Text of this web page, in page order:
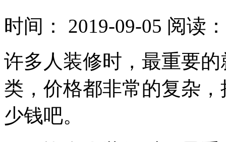
时间： 2019-09-05 阅读
许多人装修时，最重要
类，价格都非常的复杂
少钱吧。